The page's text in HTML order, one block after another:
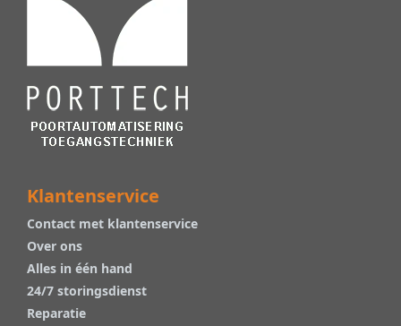
Klantenservice
Contact met klantenservice
Over ons
Alles in één hand
24/7 storingsdienst
Reparatie